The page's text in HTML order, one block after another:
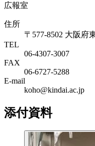
広報室
住所
〒577-8502 大阪府
TEL
06‐4307‐3007
FAX
06‐6727‐5288
E-mail
koho@kindai.ac.jp
添付資料